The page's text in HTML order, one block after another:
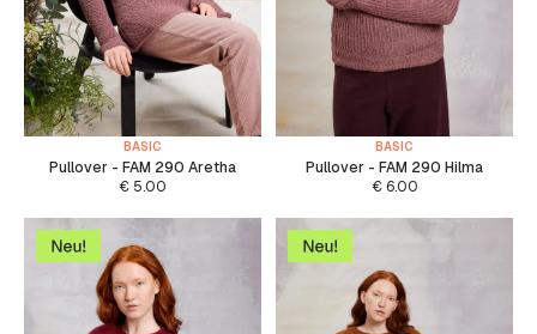
BASIC
Pullover - FAM 290 Aretha
€ 5.00
BASIC
Pullover - FAM 290 Hilma
€6.00